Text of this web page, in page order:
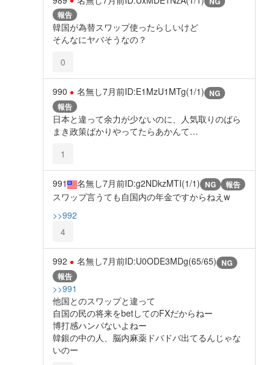
報告
韓国が為替スワップ使ったらしいけど
そんなにヤバそうなの？
0
990 名無し7月前ID:E1MzU1MTg(1/1) NG
報告
日本と違って余力が少ないのに、人気取りのばら
まき政策ばかりやってたらあかんて…
1
991 名無し7月前ID:g2NDkzMTI(1/1) NG 報告
スワップ言うても自国内の年金ですからねえw
>>992
4
992 名無し7月前ID:U0ODE3MDg(65/65) NG
報告
>>991
他国とのスワップと違って
自国の民の将来をbetしてのFXだからねー
博打感ハンパないよねー
韓銀の中の人、脳内麻薬ドバドバ出てるんじゃな
いのー